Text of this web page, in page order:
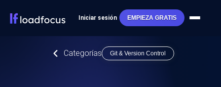
Iniciar sesión EMPIEZA GRATIS
Categorías Git & Version Control